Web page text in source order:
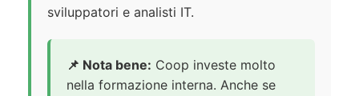
sviluppatori e analisti IT.
📌 Nota bene: Coop investe molto
nella formazione interna. Anche se